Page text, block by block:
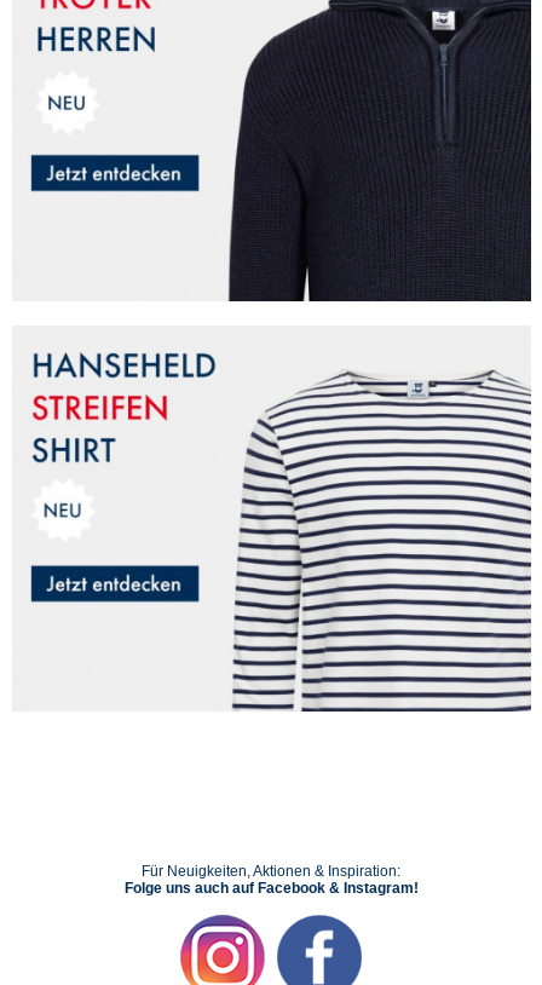
Für Neuigkeiten, Aktionen & Inspiration:
Folge uns auch auf Facebook & Instagram!